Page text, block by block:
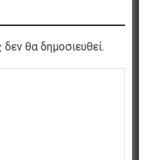
θα δημοσιευθεί.